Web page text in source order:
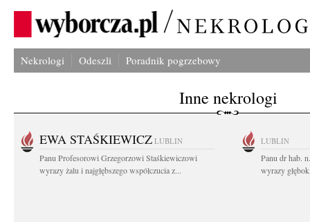
Nekrologi Odeszli Poradnik pogrzebowy
Inne nekrologi
EWA STAŚKIEWICZ LUBLIN
Panu Profesorowi Grzegorzowi Staśkiewiczowi
wyrazy żalu i najgłębszego współczucia z...
LUBLIN
Panu dr hab.
wyrazy